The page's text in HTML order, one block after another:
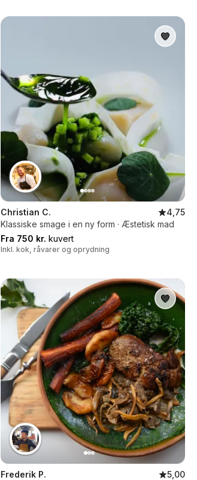
Christian C.
4,75
Klassiske smage i en ny form · Æstetisk mad
Fra 750 kr. kuvert
Inkl. kok, råvarer og oprydning
Frederik P.
5,00